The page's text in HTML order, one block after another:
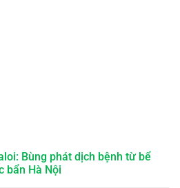
Bùng phát dịch bệnh từ bể
bẩn Hà Nội